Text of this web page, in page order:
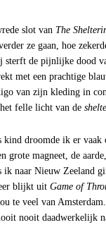
slot van The
ze gaan, hoe
sterft de pijnlijke dood
met een prachtige
van zijn kleding in
felle licht van de
droomde ik er vaak
grote magneet, de
naar Nieuw Zeeland
blijkt uit Game of
te veel van
nooit daadwerkelijk